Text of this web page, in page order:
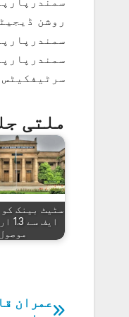
سرٹیفکیٹس میں 1.72 ارب ڈالر اورپاکستان سٹاک ایکسچینج میں 48 ملین
ملتی
سٹیٹ بینک
موصول
عمران